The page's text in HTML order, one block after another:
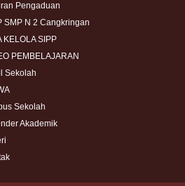
Pengaduan
SMP N 2 Cangkringan
KELOLA SIPP
PEMBELAJARAN
Sekolah
Sekolah
Akademik